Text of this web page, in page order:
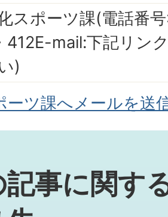
スポーツ課(電話番
412E-mail:下記リン
)
ーツ課へメールを送
記事に関す